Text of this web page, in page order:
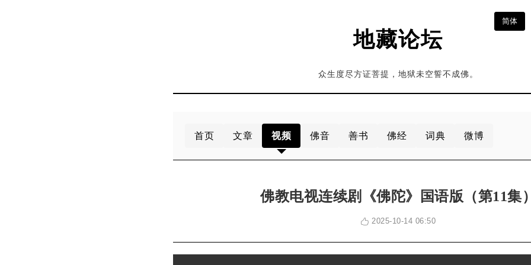
地藏论坛
众生度尽方证菩提，地狱未空誓不成佛。
简体
首页 文章 视频 佛音 善书 佛经 词典 微博
佛教电视连续剧《佛陀》国语版（第11集）
2025-10-14 06:50